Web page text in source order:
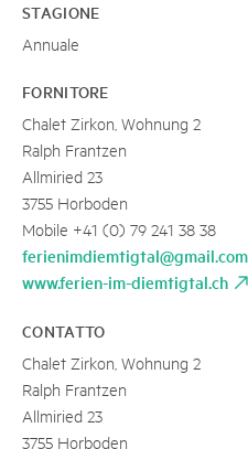
STAGIONE
Annuale
FORNITORE
Chalet Zirkon, Wohnung 2
Ralph Frantzen
Allmiried 23
3755 Horboden
Mobile +41 (0) 79 241 38 38
ferienimdiemtigtal@gmail.com
www.ferien-im-diemtigtal.ch
CONTATTO
Chalet Zirkon, Wohnung 2
Ralph Frantzen
Allmiried 23
3755 Horboden